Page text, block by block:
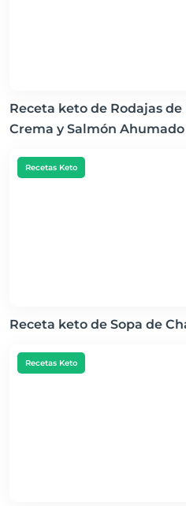
Receta keto de Rodajas
Crema y Salmón Ahumado
Recetas Keto
Receta keto de Sopa de
Recetas Keto